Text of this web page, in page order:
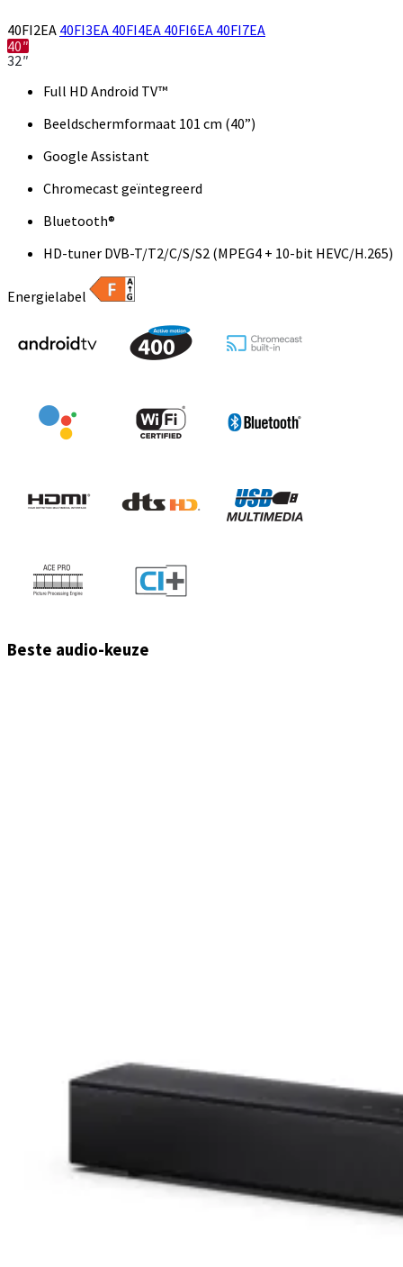
40FI2EA 40FI3EA 40FI4EA 40FI6EA 40FI7EA
40″
32″
Full HD Android TV™
Beeldschermformaat 101 cm (40”)
Google Assistant
Chromecast geïntegreerd
Bluetooth®
HD-tuner DVB-T/T2/C/S/S2 (MPEG4 + 10-bit HEVC/H.265)
Energielabel
Beste audio-keuze